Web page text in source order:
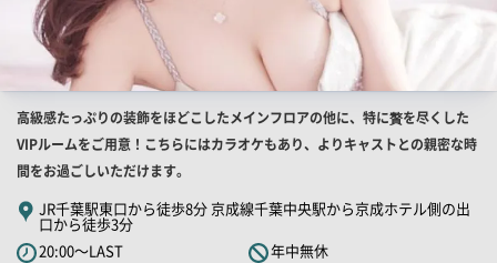
店
舗
PR
キ
ャ
ッ
高級感たっぷりの装飾をほどこしたメインフロアの他に、特に贅を尽くした
VIPルームをご用意！こちらにはカラオケもあり、よりキャストとの親密な時
間をお過ごしいただけます。
JR千葉駅東口から徒歩8分 京成線千葉中央駅から京成ホテル側の出
口から徒歩3分
20:00～LAST
年中無休